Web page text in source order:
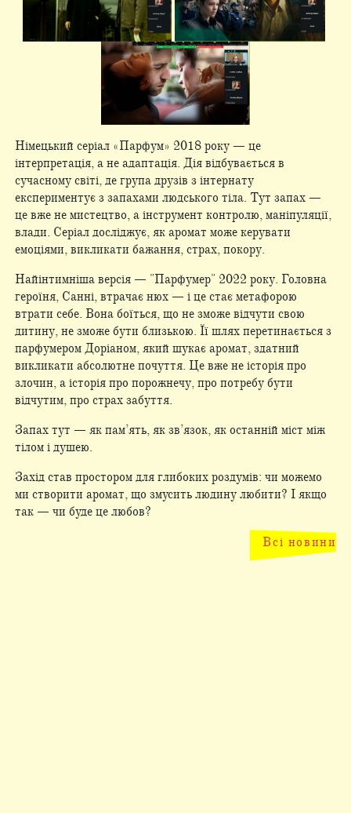
Німецький серіал «Парфум» 2018 року — це
інтерпретація, а не адаптація. Дія відбувається в
сучасному світі, де група друзів з інтернату
експериментує з запахами людського тіла. Тут запах —
це вже не мистецтво, а інструмент контролю, маніпуляції,
влади. Серіал досліджує, як аромат може керувати
емоціями, викликати бажання, страх, покору.
Найінтимніша версія — "Парфумер" 2022 року. Головна
героїня, Санні, втрачає нюх — і це стає метафорою
втрати себе. Вона боїться, що не зможе відчути свою
дитину, не зможе бути близькою. Її шлях перетинається з
парфумером Доріаном, який шукає аромат, здатний
викликати абсолютне почуття. Це вже не історія про
злочин, а історія про порожнечу, про потребу бути
відчутим, про страх забуття.
Запах тут — як пам’ять, як зв’язок, як останній міст між
тілом і душею.
Захід став простором для глибоких роздумів: чи можемо
ми створити аромат, що змусить людину любити? І якщо
так — чи буде це любов?
Всі новини